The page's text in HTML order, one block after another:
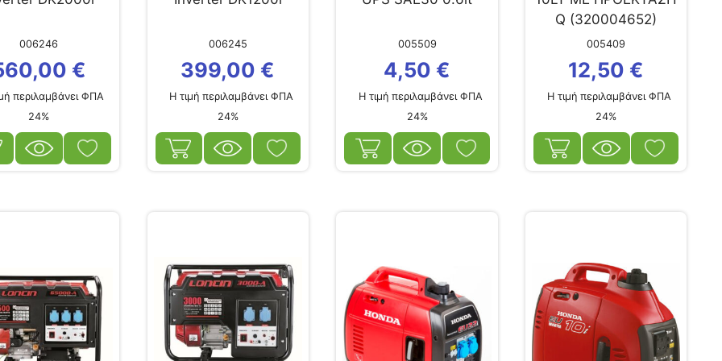
006246
€
περιλαμβάνει ΦΠΑ
24%
006245
399,00 €
Η τιμή περιλαμβάνει ΦΠΑ
24%
005509
4,50 €
Η τιμή περιλαμβάνει ΦΠΑ
24%
Q (320004652)
005409
12,50 €
Η τιμή περιλαμβάνει ΦΠΑ
24%